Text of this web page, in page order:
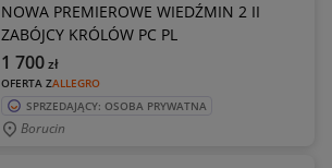
NOWA PREMIEROWE WIEDŹMIN 2 II
ZABÓJCY KRÓLÓW PC PL
OFERTA ZALLEGRO
1 700zł
SPRZEDAJĄCY: OSOBA PRYWATNA
Borucin